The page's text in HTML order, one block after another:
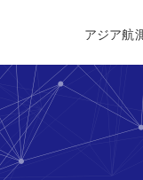
アジア航